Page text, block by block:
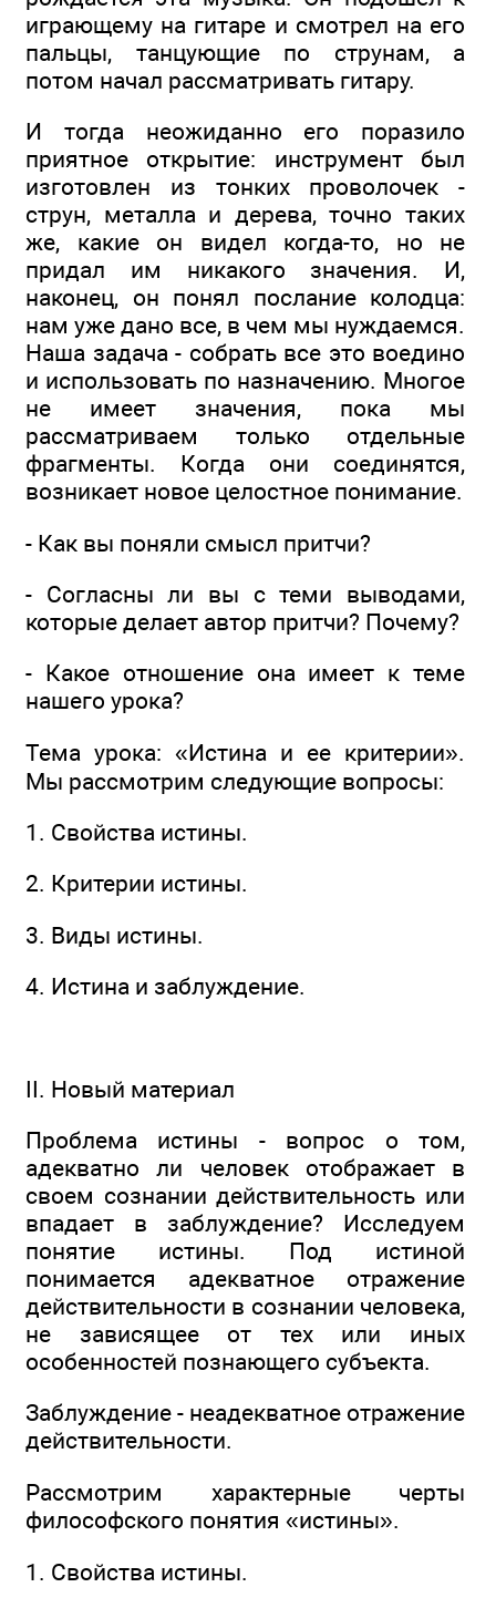
играющему на гитаре и смотрел на его
пальцы, танцующие по струнам, а
потом начал рассматривать гитару.
И тогда неожиданно его поразило
приятное открытие: инструмент был
изготовлен из тонких проволочек -
струн, металла и дерева, точно таких
же, какие он видел когда-то, но не
придал им никакого значения. И,
наконец, он понял послание колодца:
нам уже дано все, в чем мы нуждаемся.
Наша задача - собрать все это воедино
и использовать по назначению. Многое
не имеет значения, пока мы
рассматриваем только отдельные
фрагменты. Когда они соединятся,
возникает новое целостное понимание.
- Как вы поняли смысл притчи?
- Согласны ли вы с теми выводами,
которые делает автор притчи? Почему?
- Какое отношение она имеет к теме
нашего урока?
Тема урока: «Истина и ее критерии».
Мы рассмотрим следующие вопросы:
1. Свойства истины.
2. Критерии истины.
3. Виды истины.
4. Истина и заблуждение.
II. Новый материал
Проблема истины - вопрос о том,
адекватно ли человек отображает в
своем сознании действительность или
впадает в заблуждение? Исследуем
понятие истины. Под истиной
понимается адекватное отражение
действительности в сознании человека,
не зависящее от тех или иных
особенностей познающего субъекта.
Заблуждение - неадекватное отражение
действительности.
Рассмотрим характерные черты
философского понятия «истины».
1. Свойства истины.